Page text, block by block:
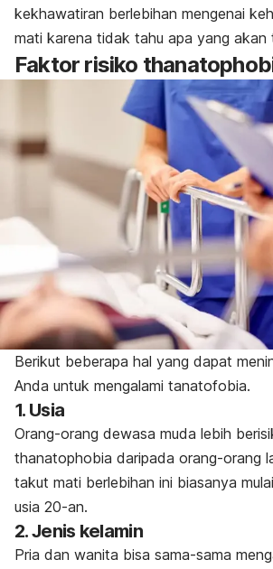
kekhawatiran berlebihan mengenai
mati karena tidak tahu apa yang akan
Faktor risiko
Berikut beberapa hal yang dapat
Anda untuk mengalami tanatofobia.
1. Usia
Orang-orang dewasa muda lebih
thanatophobia daripada orang-orang
takut mati berlebihan ini biasanya
usia 20-an.
2. Jenis kelamin
Pria dan wanita bisa sama-sama